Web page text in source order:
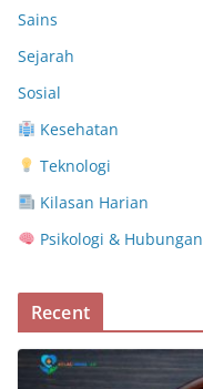
Sains
Sejarah
Sosial
Kesehatan
Teknologi
Kilasan Harian
Psikologi & Hubungan
Recent